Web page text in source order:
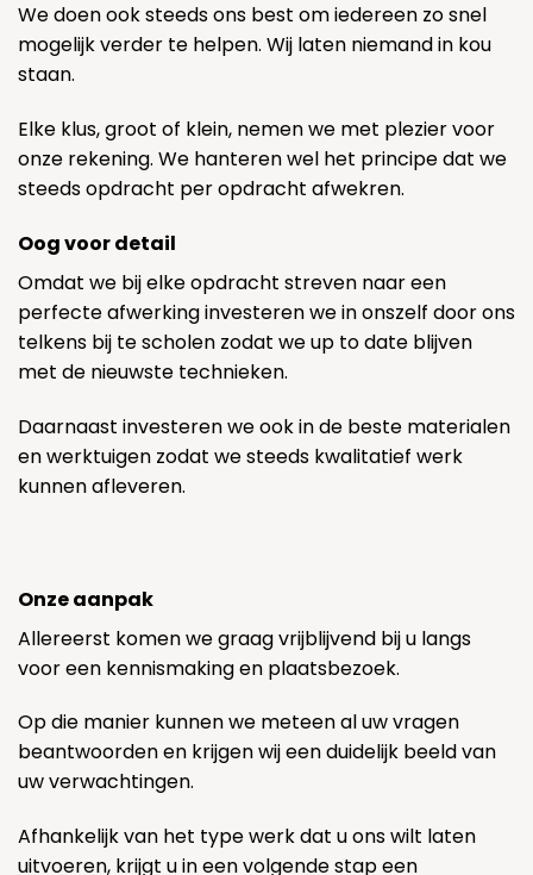
We doen ook steeds ons best om iedereen zo snel
mogelijk verder te helpen. Wij laten niemand in kou
staan.
Elke klus, groot of klein, nemen we met plezier voor
onze rekening. We hanteren wel het principe dat we
steeds opdracht per opdracht afwekren.
Oog voor detail
Omdat we bij elke opdracht streven naar een
perfecte afwerking investeren we in onszelf door ons
telkens bij te scholen zodat we up to date blijven
met de nieuwste technieken.
Daarnaast investeren we ook in de beste materialen
en werktuigen zodat we steeds kwalitatief werk
kunnen afleveren.
Onze aanpak
Allereerst komen we graag vrijblijvend bij u langs
voor een kennismaking en plaatsbezoek.
Op die manier kunnen we meteen al uw vragen
beantwoorden en krijgen wij een duidelijk beeld van
uw verwachtingen.
Afhankelijk van het type werk dat u ons wilt laten
uitvoeren, krijgt u in een volgende stap een